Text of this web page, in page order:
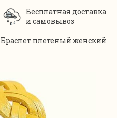
Бесплатная доставка
и самовывоз
Браслет плетеный женский